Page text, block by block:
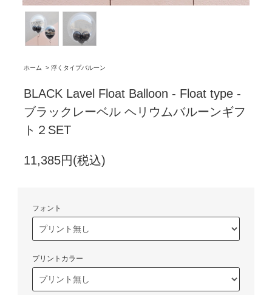
ホーム >浮くタイプバルーン
BLACK Lavel Float Balloon - Float type -
ブラックレーベル ヘリウムバルーンギフ
ト２SET
11,385円(税込)
フォント
プリントカラー